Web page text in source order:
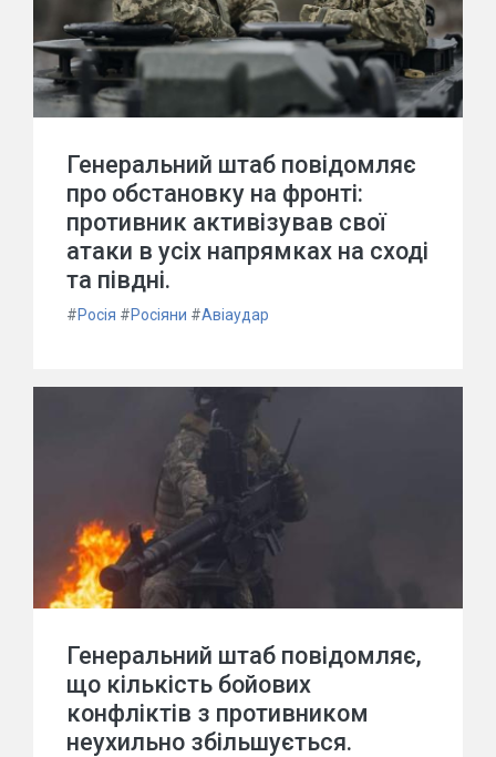
Генеральний штаб повідомляє
про обстановку на фронті:
противник активізував свої
атаки в усіх напрямках на сході
та півдні.
#Росія #Росіяни #Авіаудар
Генеральний штаб повідомляє,
що кількість бойових
конфліктів з противником
неухильно збільшується.